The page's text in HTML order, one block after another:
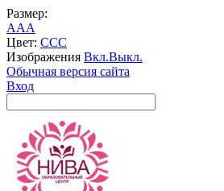
Размер:
AAA
Цвет: CCC
Изображения Вкл.Выкл.
Обычная версия сайта
Вход